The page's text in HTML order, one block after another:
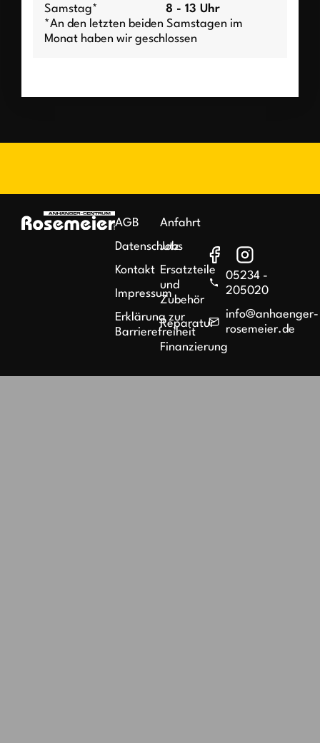
Samstag*
8 - 13 Uhr
*An den letzten beiden Samstagen im
Monat haben wir geschlossen
AGB
Datenschutz
Kontakt
Impressum
Erklärung zur
Barrierefreiheit
Anfahrt
Jobs
Ersatzteile
und
Zubehör
Reparatur
Finanzierung
05234 -
205020
info@anhaenger-
rosemeier.de